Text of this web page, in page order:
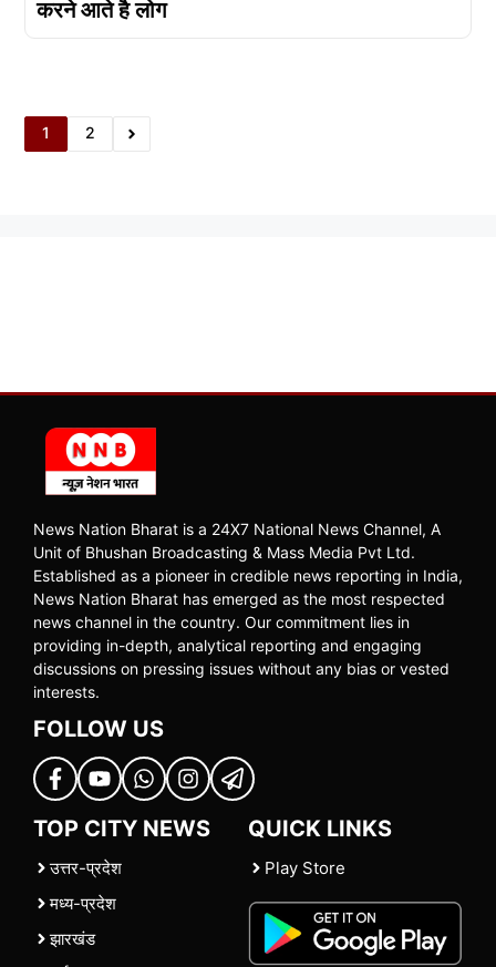
करने आते है लोग
1 2
News Nation Bharat is a 24X7 National News Channel, A
Unit of Bhushan Broadcasting & Mass Media Pvt Ltd.
Established as a pioneer in credible news reporting in India,
News Nation Bharat has emerged as the most respected
news channel in the country. Our commitment lies in
providing in-depth, analytical reporting and engaging
discussions on pressing issues without any bias or vested
interests.
FOLLOW US
TOP CITY NEWS
उत्तर-प्रदेश
मध्य-प्रदेश
झारखंड
QUICK LINKS
Play Store